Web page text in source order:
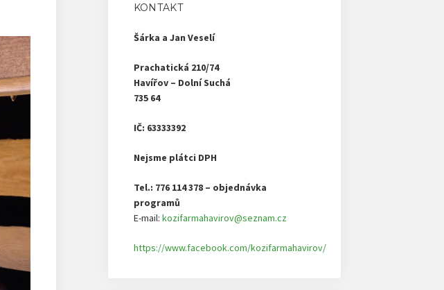
KONTAKT
Šárka a Jan Veselí
Prachatická 210/74
Havířov – Dolní Suchá
735 64
IČ: 63333392
Nejsme plátci DPH
Tel.: 776 114 378 – objednávka
programů
E-mail: kozifarmahavirov@seznam.cz
https://www.facebook.com/kozifarmahavirov/